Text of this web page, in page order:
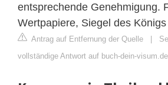
entsprechende Genehmigung.
Wertpapiere, Siegel des
Antrag auf Entfernung der Quelle |
vollständige Antwort auf buch-dein-